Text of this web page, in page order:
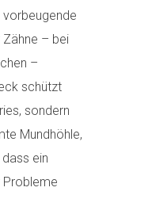
vorbeugende
– bei
–
schützt
sondern
Mundhöhle,
ein
Probleme